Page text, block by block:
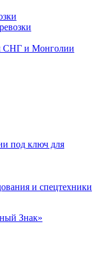
СНГ и Монголии
под ключ для
и спецтехники
Знак»